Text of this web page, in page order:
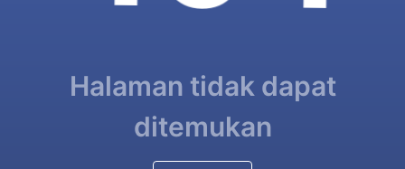
Halaman tidak dapat
ditemukan